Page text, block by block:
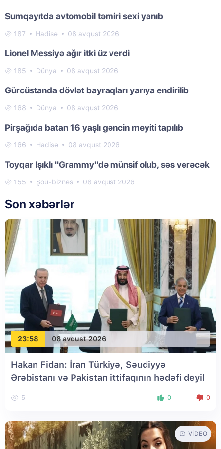
Sumqayıtda avtomobil təmiri sexi yanıb
187 Hadisə 08 avqust 2026
Lionel Messiyə ağır itki üz verdi
185 Dünya 08 avqust 2026
Gürcüstanda dövlət bayraqları yarıya endirilib
168 Dünya 08 avqust 2026
Pirşağıda batan 16 yaşlı gəncin meyiti tapılıb
166 Hadisə 08 avqust 2026
Toyqar Işıklı "Grammy"də münsif olub, səs verəcək
155 Şou-biznes 08 avqust 2026
Son xəbərlər
23:58 08 avqust 2026
Hakan Fidan: İran Türkiyə, Səudiyyə
Ərəbistanı və Pakistan ittifaqının hədəfi deyil
5 0 0
VIDEO